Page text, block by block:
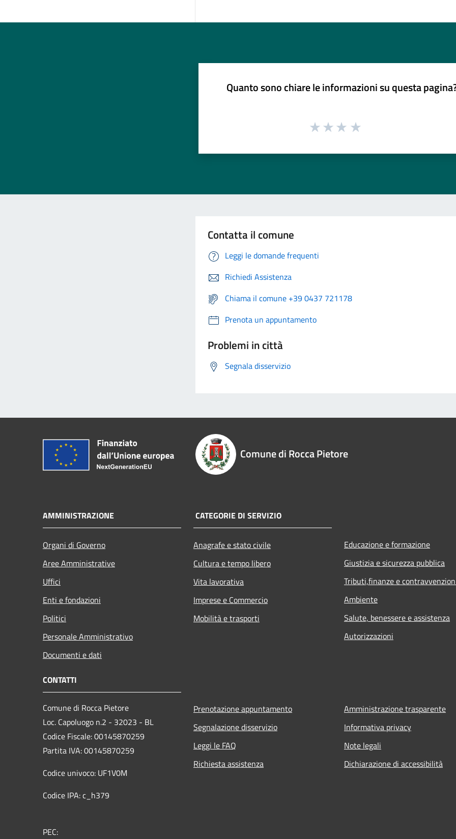
Quanto sono chiare le informazioni su questa
Contatta il comune
Leggi le domande frequenti
Richiedi Assistenza
Chiama il comune +39 0437 721178
Prenota un appuntamento
Problemi in città
Segnala disservizio
Comune di Rocca Pietore
AMMINISTRAZIONE
Organi di Governo
Aree Amministrative
Uffici
Enti e fondazioni
Politici
Personale Amministrativo
Documenti e dati
CATEGORIE DI SERVIZIO
Anagrafe e stato civile
Cultura e tempo libero
Vita lavorativa
Imprese e Commercio
Mobilità e trasporti
Educazione e formazione
Giustizia e sicurezza pubblica
Tributi,finanze e
Ambiente
Salute, benessere e assistenza
Autorizzazioni
CONTATTI
Comune di Rocca Pietore
Loc. Capoluogo n.2 - 32023 - BL
Codice Fiscale: 00145870259
Partita IVA: 00145870259
Codice univoco: UF1V0M
Codice IPA: c_h379
PEC:
Prenotazione appuntamento
Segnalazione disservizio
Leggi le FAQ
Richiesta assistenza
Amministrazione trasparente
Informativa privacy
Note legali
Dichiarazione di accessibilità